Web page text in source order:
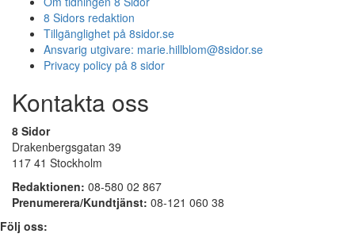
8 Sidors redaktion
Tillgänglighet på 8sidor.se
Ansvarig utgivare: marie.hillblom@8sidor.se
Privacy policy på 8 sidor
Kontakta oss
8 Sidor
Drakenbergsgatan 39
117 41 Stockholm
Redaktionen: 08-580 02 867
Prenumerera/Kundtjänst: 08-121 060 38
Följ oss: